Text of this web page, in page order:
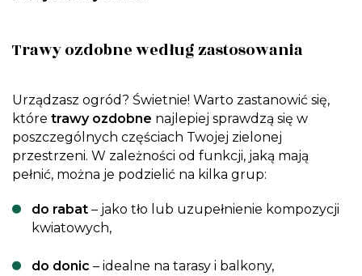
Trawy ozdobne według zastosowania
Urządzasz ogród? Świetnie! Warto zastanowić się,
które trawy ozdobne najlepiej sprawdzą się w
poszczególnych częściach Twojej zielonej
przestrzeni. W zależności od funkcji, jaką mają
pełnić, można je podzielić na kilka grup:
do rabat – jako tło lub uzupełnienie kompozycji
kwiatowych,
do donic – idealne na tarasy i balkony,